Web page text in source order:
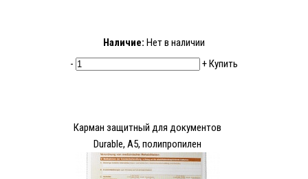
Наличие: Нет в наличии
-
+Купить
Карман защитный для документов
Durable, А5, полипропилен